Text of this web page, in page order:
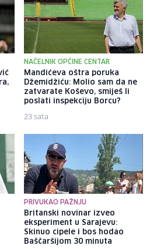
NAČELNIK OPĆINE CENTAR
Mandićeva oštra poruka
Džemidžiću: Molio sam da ne
zatvarate Koševo, smiješ li
poslati inspekciju Borcu?
23 sata
PRIVUKAO PAŽNJU
Britanski novinar izveo
eksperiment u Sarajevu:
Skinuo cipele i bos hodao
Baščaršijom 30 minuta